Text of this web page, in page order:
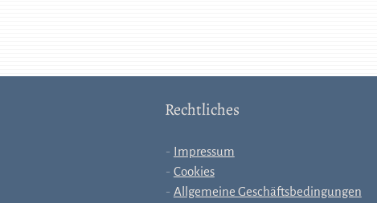
Rechtliches
Impressum
Cookies
Allgemeine Geschäftsbedingungen